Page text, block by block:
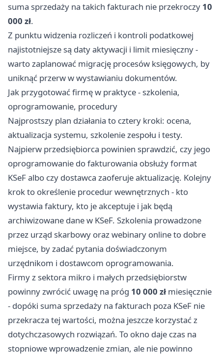
suma sprzedaży na takich fakturach nie przekroczy 10
000 zł.
Z punktu widzenia rozliczeń i kontroli podatkowej
najistotniejsze są daty aktywacji i limit miesięczny -
warto zaplanować migrację procesów księgowych, by
uniknąć przerw w wystawianiu dokumentów.
Jak przygotować firmę w praktyce - szkolenia,
oprogramowanie, procedury
Najprostszy plan działania to cztery kroki: ocena,
aktualizacja systemu, szkolenie zespołu i testy.
Najpierw przedsiębiorca powinien sprawdzić, czy jego
oprogramowanie do fakturowania obsłuży format
KSeF albo czy dostawca zaoferuje aktualizację. Kolejny
krok to określenie procedur wewnętrznych - kto
wystawia faktury, kto je akceptuje i jak będą
archiwizowane dane w KSeF. Szkolenia prowadzone
przez urząd skarbowy oraz webinary online to dobre
miejsce, by zadać pytania doświadczonym
urzędnikom i dostawcom oprogramowania.
Firmy z sektora mikro i małych przedsiębiorstw
powinny zwrócić uwagę na próg 10 000 zł miesięcznie
- dopóki suma sprzedaży na fakturach poza KSeF nie
przekracza tej wartości, można jeszcze korzystać z
dotychczasowych rozwiązań. To okno daje czas na
stopniowe wprowadzenie zmian, ale nie powinno